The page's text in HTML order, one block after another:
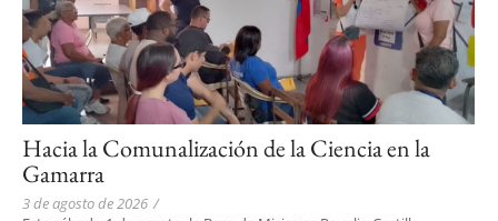
Hacia la Comunalización de la Ciencia en la
Gamarra
3 de agosto de 2026 /